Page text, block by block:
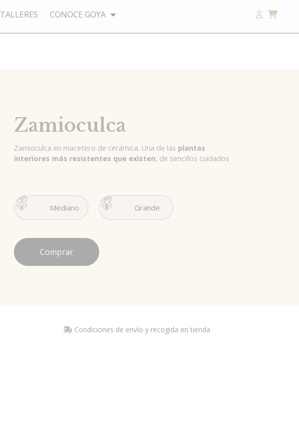
TALLERES CONOCE GOYA
Zamioculca
Zamioculca en macetero de cerámica. Una de las plantas
interiores más resistentes que existen, de sencillos cuidados
Mediano Grande
Comprar
Condiciones de envío y recogida en tienda